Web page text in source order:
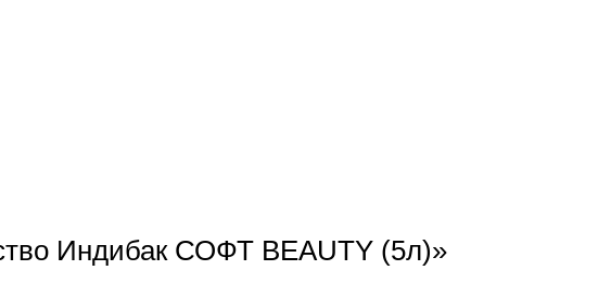
Индибак СОФТ BEAUTY (5л)»